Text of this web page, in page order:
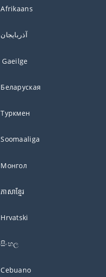
Afrikaans
آذربايجان
Gaeilge
Беларуская
Туркмен
Soomaaliga
Монгол
ភាសាខ្មែរ
Hrvatski
සිංහල
Cebuano